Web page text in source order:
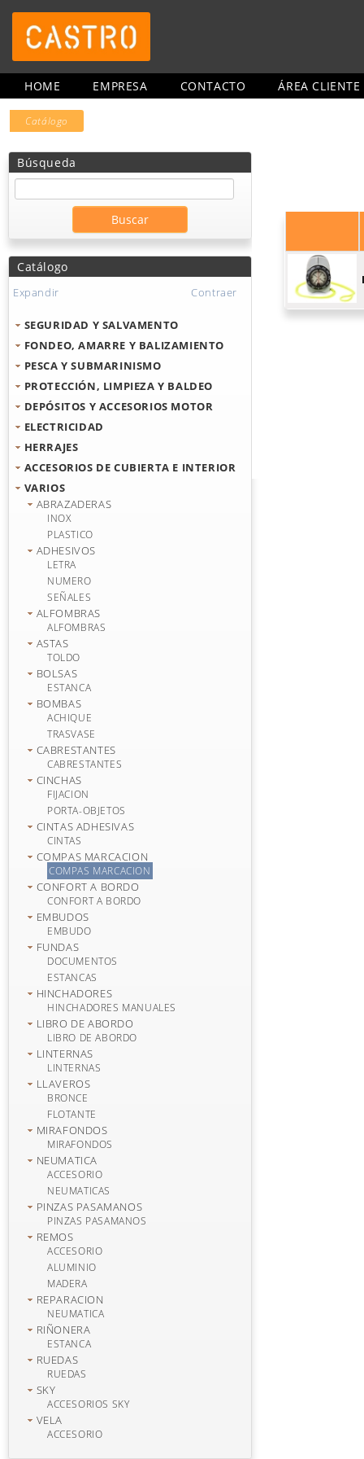
HOME EMPRESA CONTACTO ÁREA CLIENTE
Catálogo
Búsqueda
Catálogo
Expandir Contraer
SEGURIDAD Y SALVAMENTO
FONDEO, AMARRE Y BALIZAMIENTO
PESCA Y SUBMARINISMO
PROTECCIÓN, LIMPIEZA Y BALDEO
DEPÓSITOS Y ACCESORIOS MOTOR
ELECTRICIDAD
HERRAJES
ACCESORIOS DE CUBIERTA E INTERIOR
VARIOS
ABRAZADERAS
INOX
PLASTICO
ADHESIVOS
LETRA
NUMERO
SEÑALES
ALFOMBRAS
ALFOMBRAS
ASTAS
TOLDO
BOLSAS
ESTANCA
BOMBAS
ACHIQUE
TRASVASE
CABRESTANTES
CABRESTANTES
CINCHAS
FIJACION
PORTA-OBJETOS
CINTAS ADHESIVAS
CINTAS
COMPAS MARCACION
COMPAS MARCACION
CONFORT A BORDO
CONFORT A BORDO
EMBUDOS
EMBUDO
FUNDAS
DOCUMENTOS
ESTANCAS
HINCHADORES
HINCHADORES MANUALES
LIBRO DE ABORDO
LIBRO DE ABORDO
LINTERNAS
LINTERNAS
LLAVEROS
BRONCE
FLOTANTE
MIRAFONDOS
MIRAFONDOS
NEUMATICA
ACCESORIO
NEUMATICAS
PINZAS PASAMANOS
PINZAS PASAMANOS
REMOS
ACCESORIO
ALUMINIO
MADERA
REPARACION
NEUMATICA
RIÑONERA
ESTANCA
RUEDAS
RUEDAS
SKY
ACCESORIOS SKY
VELA
ACCESORIO